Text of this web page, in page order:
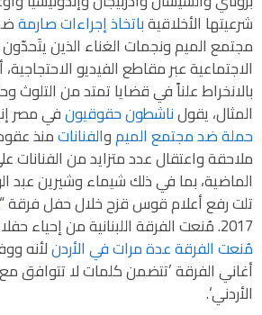
شرعيتها الأخلاقيةباتخاذ إجراءات صارمة
مجتمع الميم ونجمات الغناء الذين يتَحدّون
الاجتماعية عبر مقاطع الفيديو
بالانخراط علناً في قضايا تمتد من
المثال، يقولناشطون حقوقيونفي مصر
حملة ضد مجتمع الميموالفناناتمنذ
ملاحقة واعتقال عدد متزايد من الفنانات
الماضية، بما في ذلك شيماء وشيرين عبد
تلت رفع أعلام قوس قزح خلال حفل فرقة “
2017. مُنعت الفرقة اللبنانية من إحياء حفلاتها في البلاد. وبالمثل،
مُنعت الفرقة عدة مرات في الأردنلأنه
أغاني الفرقة ’تتضمن كلمات لا تتوافق
الأردني‘.